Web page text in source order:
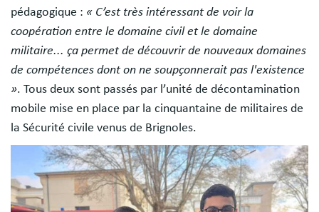
pédagogique : « C’est très intéressant de voir la
coopération entre le domaine civil et le domaine
militaire... ça permet de découvrir de nouveaux domaines
de compétences dont on ne soupçonnerait pas l'existence
». Tous deux sont passés par l’unité de décontamination
mobile mise en place par la cinquantaine de militaires de
la Sécurité civile venus de Brignoles.